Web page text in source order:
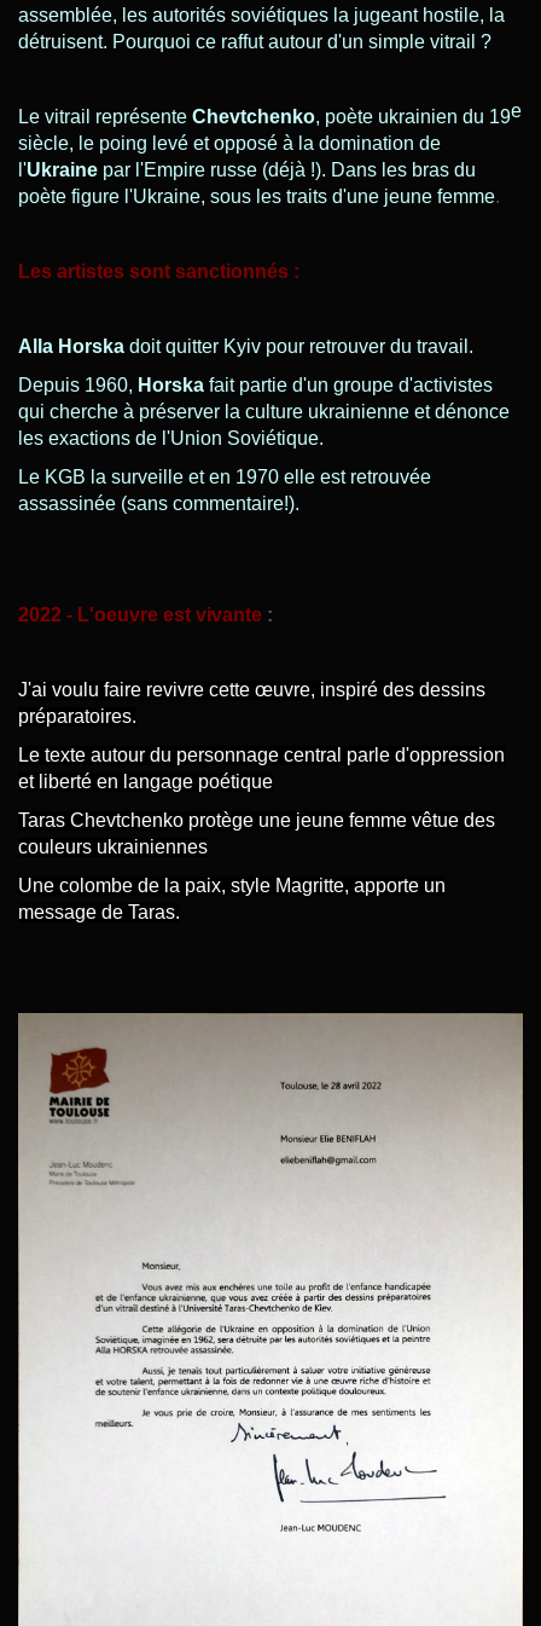
assemblée, les autorités soviétiques la jugeant hostile, la
détruisent. Pourquoi ce raffut autour d'un simple vitrail ?
Le vitrail représente Chevtchenko, poète ukrainien du 19e
siècle, le poing levé et opposé à la domination de
l'Ukraine par l'Empire russe (déjà !). Dans les bras du
poète figure l'Ukraine, sous les traits d'une jeune femme.
Les artistes sont sanctionnés :
Alla Horska doit quitter Kyiv pour retrouver du travail.
Depuis 1960, Horska fait partie d'un groupe d'activistes
qui cherche à préserver la culture ukrainienne et dénonce
les exactions de l'Union Soviétique.
Le KGB la surveille et en 1970 elle est retrouvée
assassinée (sans commentaire!).
2022 - L'oeuvre est vivante :
J'ai voulu faire revivre cette œuvre, inspiré des dessins
préparatoires.
Le texte autour du personnage central parle d'oppression
et liberté en langage poétique
Taras Chevtchenko protège une jeune femme vêtue des
couleurs ukrainiennes
Une colombe de la paix, style Magritte, apporte un
message de Taras.